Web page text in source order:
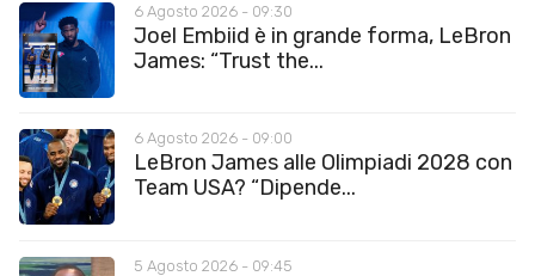
6 Agosto 2026 - 09:30
Joel Embiid è in grande forma, LeBron
James: “Trust the...
6 Agosto 2026 - 09:00
LeBron James alle Olimpiadi 2028 con
Team USA? “Dipende...
5 Agosto 2026 - 09:45